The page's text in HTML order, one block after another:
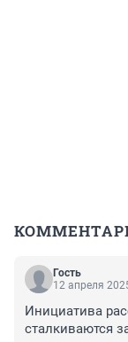
Гость
12 апреля
Инициатива
сталкиваются